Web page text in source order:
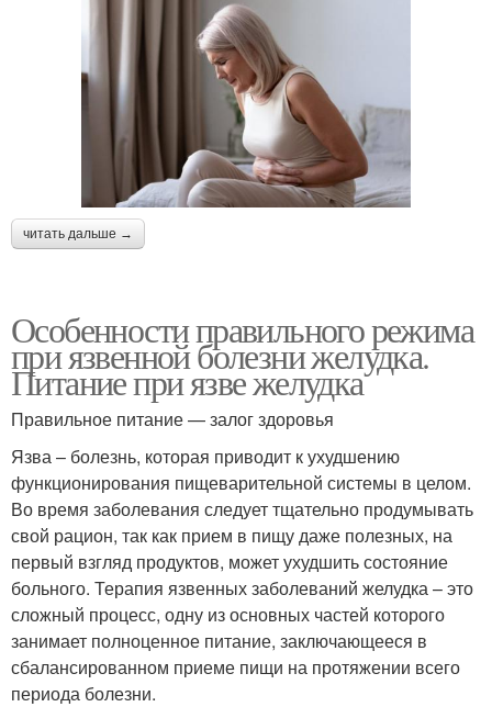
читать дальше →
Особенности правильного режима
при язвенной болезни желудка.
Питание при язве желудка
Правильное питание — залог здоровья
Язва – болезнь, которая приводит к ухудшению
функционирования пищеварительной системы в целом.
Во время заболевания следует тщательно продумывать
свой рацион, так как прием в пищу даже полезных, на
первый взгляд продуктов, может ухудшить состояние
больного. Терапия язвенных заболеваний желудка – это
сложный процесс, одну из основных частей которого
занимает полноценное питание, заключающееся в
сбалансированном приеме пищи на протяжении всего
периода болезни.